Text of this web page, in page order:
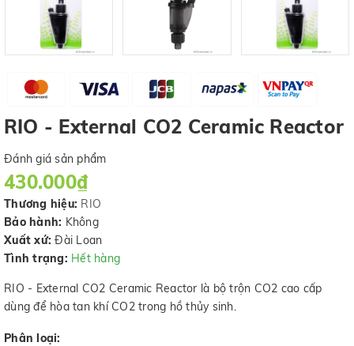
RIO - External CO2 Ceramic Reactor
Đánh giá sản phẩm
430.000₫
Thương hiệu: RIO
Bảo hành: Không
Xuất xứ: Đài Loan
Tình trạng: Hết hàng
RIO - External CO2 Ceramic Reactor là bộ trộn CO2 cao cấp
dùng để hòa tan khí CO2 trong hồ thủy sinh.
Phân loại: